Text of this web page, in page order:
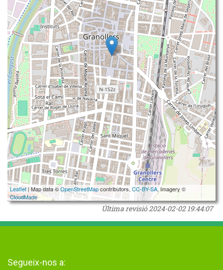
Leaflet | Map data ©OpenStreetMapcontributors, CC-BY-SA, Imagery ©
CloudMade
Última revisió2024-02-02 19:44:07
Segueix-nos a: